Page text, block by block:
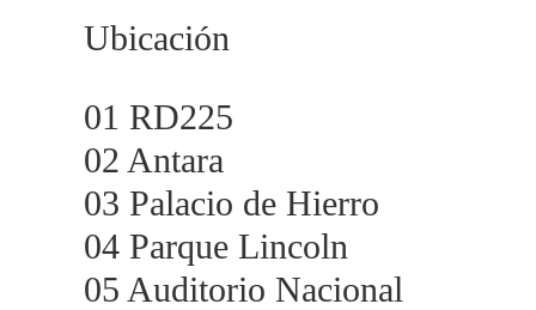
Ubicación
01 RD225
02 Antara
03 Palacio de Hierro
04 Parque Lincoln
05 Auditorio Nacional